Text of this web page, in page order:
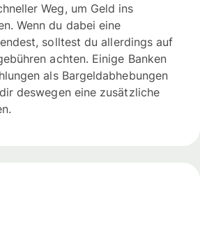
Weg, um Geld ins
Wenn du dabei eine
solltest du allerdings auf
achten. Einige Banken
als Bargeldabhebungen
deswegen eine zusätzliche